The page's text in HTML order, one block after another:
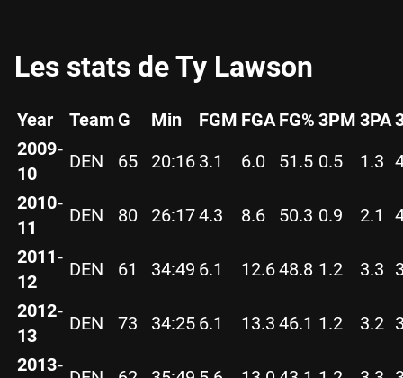
Les stats de Ty Lawson
Year Team G Min FGM FGA FG% 3PM 3PA
2009-
10
DEN 65 20:16 3.1 6.0 51.5 0.5 1.3
2010-
11
DEN 80 26:174.3 8.6 50.3 0.9 2.1
2011-
12
DEN 61 34:49 6.1 12.648.8 1.2 3.3
2012-
13
DEN 73 34:25 6.1 13.3 46.1 1.2 3.2
2013-